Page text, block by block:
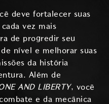
deve fortalecer suas
vez mais
de progredir seu
nível e melhorar suas
da história
Além de
AND LIBERTY, você
e da mecânica